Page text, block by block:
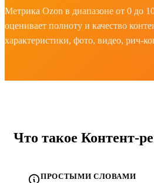
Метрика Ozon в диапазоне от 0 до
оценивает полноту и качество
характеристики, фото, видео, рич-
Что такое Контент-
ПРОСТЫМИ СЛОВАМИ